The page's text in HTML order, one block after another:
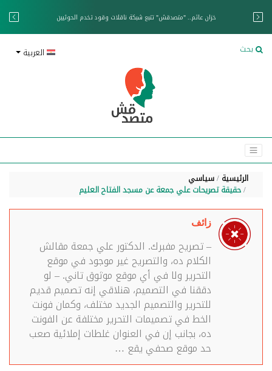
خزان عائم.. "متصدقش" تتبع شبكة ناقلات وقود تخدم الحوثيين
بحث العربية
الرئيسية سياسي
حقيقة تصريحات علي جمعة عن مسجد الفتاح العليم
زائف
– تصريح مفبرك. الدكتور علي جمعة مقالش
الكلام ده، والتصريح غير موجود في موقع
التحرير ولا في أي موقع موثوق تاني. – لو
دققنا في التصميم، هنلاقي إنه تصميم قديم
للتحرير والتصميم الجديد مختلف، وكمان فونت
الخط في تصميمات التحرير مختلفة عن الفونت
ده، بجانب إن في العنوان غلطات إملائية صعب
حد موقع صحفي يقع …